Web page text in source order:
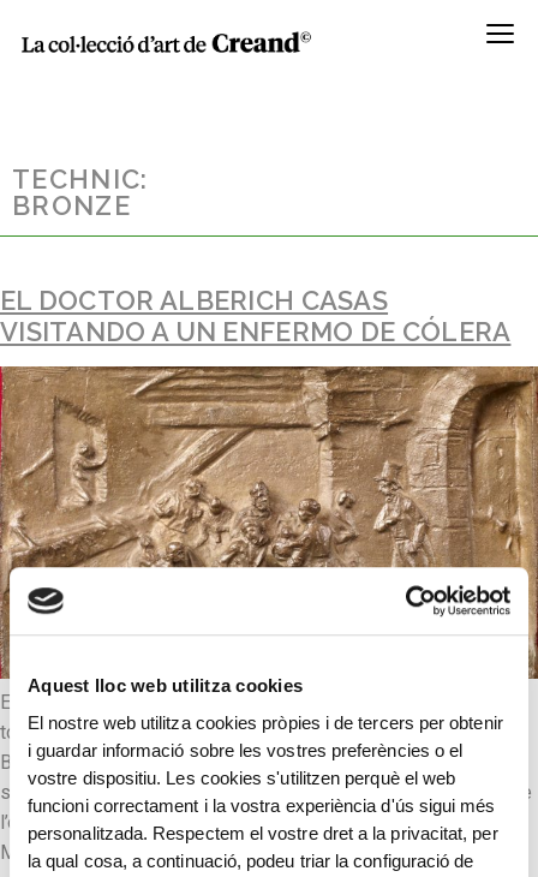
Aquest lloc web utilitza cookies
El nostre web utilitza cookies pròpies i de tercers per obtenir
i guardar informació sobre les vostres preferències o el
vostre dispositiu. Les cookies s'utilitzen perquè el web
funcioni correctament i la vostra experiència d'ús sigui més
personalitzada. Respectem el vostre dret a la privacitat, per
la qual cosa, a continuació, podeu triar la configuració de
Menú
TECHNIC:
BRONZE
EL DOCTOR ALBERICH CASAS
VISITANDO A UN ENFERMO DE CÓLERA
Escultor com el seu germà Llucià Oslé i Sáenz de Medrano;
tots dos foren catedràtics de l’Escola de Belles Arts de
Barcelona. La seva obra monumental pública, i sovint conjunta,
s’emmarca dins d’un estil realista d’aire acadèmic. Admirats de
l’obra de Marià Fortuny, també li van dedicar un monument: A
Marià Fortuny, escultura enllestida l’any […]